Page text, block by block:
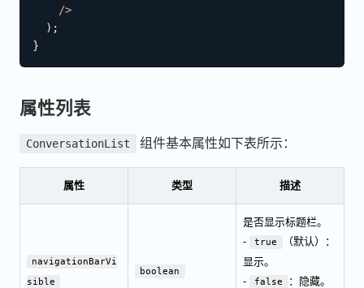
/>
) ;
}
属性列表
ConversationList 组件基本属性如下表所示：
属性 类型 描述
navigationBarVi
sible
boolean
是否显示标题栏。
-
true
（默认）：
显示。
-
false
：隐藏。